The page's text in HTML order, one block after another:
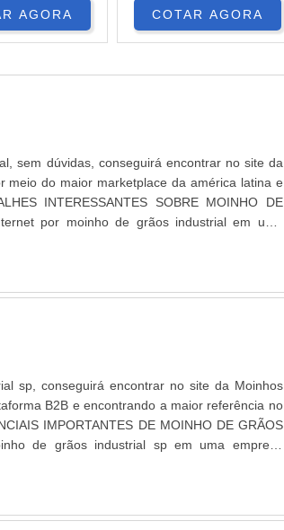
AGORA COTAR AGORA
sem dúvidas, conseguirá encontrar no site da
meio do maior marketplace da américa latina e
INTERESSANTES SOBRE MOINHO DE
por moinho de grãos industrial em uma
Disponibilizando para os clientes moinho de
sp, conseguirá encontrar no site da Moinhos
B2B e encontrando a maior referência no
IMPORTANTES DE MOINHO DE GRÃOS
de grãos industrial sp em uma empresa
para os clientes moinho de martelo